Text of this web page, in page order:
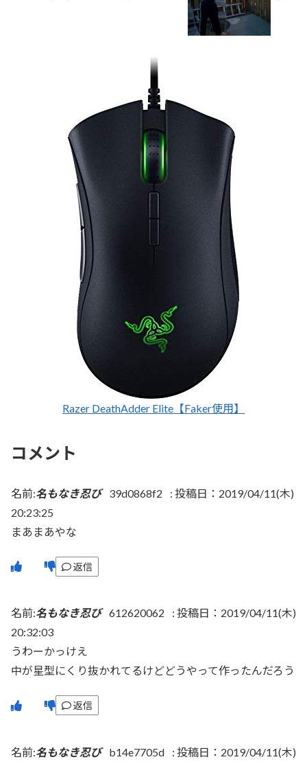
Razer DeathAdder Elite【Faker使用】
コメント
名前:名もなき忍び 39d0868f2 : 投稿日：2019/04/11(木)
20:23:25
まあまあやな
返信
名前:名もなき忍び 612620062 : 投稿日：2019/04/11(木)
20:32:03
うわーかっけえ
中が星型にくり抜かれてるけどどうやって作ったんだろう
返信
名前:名もなき忍び b14e7705d : 投稿日：2019/04/11(木)